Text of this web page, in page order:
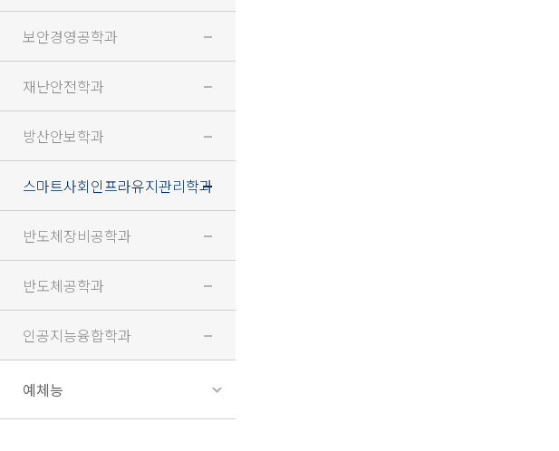
보안경영공학과
재난안전학과
방산안보학과
스마트사회인프라유지관리학과
반도체장비공학과
반도체공학과
인공지능융합학과
예체능